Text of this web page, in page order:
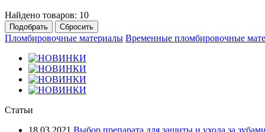
Найдено товаров: 10
Пломбировочные материалы Временные пломбировочные
Статьи
18.03.2021 Выбор препарата для защиты и ухода за зубами